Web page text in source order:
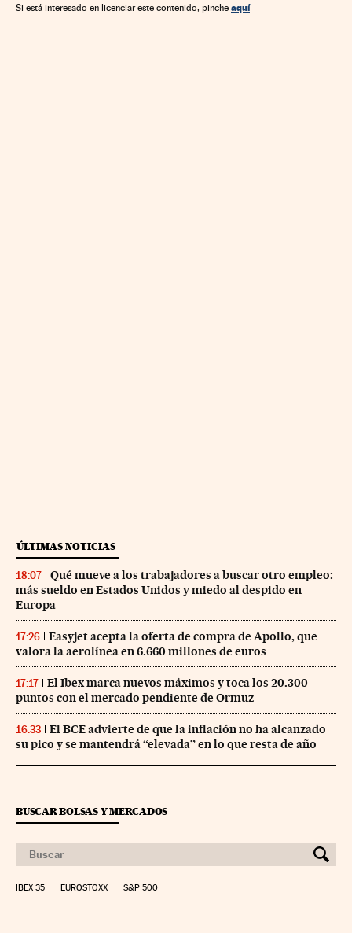
Si está interesado en licenciar este contenido, pinche aquí
ÚLTIMAS NOTICIAS
18:07
Qué mueve a los trabajadores a buscar otro empleo:
más sueldo en Estados Unidos y miedo al despido en
Europa
17:26
Easyjet acepta la oferta de compra de Apollo, que
valora la aerolínea en 6.660 millones de euros
17:17
El Ibex marca nuevos máximos y toca los 20.300
puntos con el mercado pendiente de Ormuz
16:33
El BCE advierte de que la inflación no ha alcanzado
su pico y se mantendrá “elevada” en lo que resta de año
BUSCAR BOLSAS Y MERCADOS
IBEX 35 EUROSTOXX S&P 500